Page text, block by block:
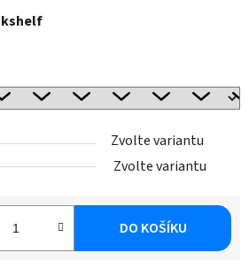
Zvolte variantu
Zvolte variantu
DO KOŠÍKU